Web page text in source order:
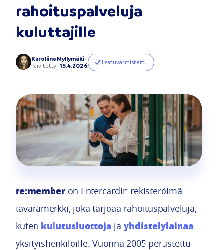
rahoituspalveluja
kuluttajille
Karoliina Myllymäki
Päivitetty: 15.4.2026 Laatuvarmistettu
re:memberon Entercardin rekisteröimä
tavaramerkki, joka tarjoaa rahoituspalveluja,
kuten kulutusluottoja ja yhdistelylainaa
yksityishenkilöille. Vuonna 2005 perustettu